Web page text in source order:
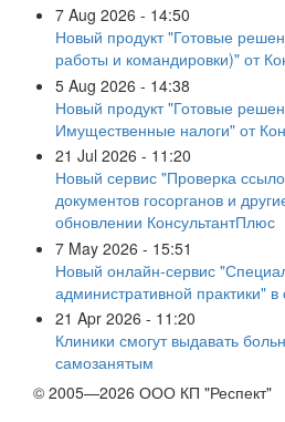
7 Aug 2026 - 14:50
Новый продукт "Готовые
работы и командировки)" от
5 Aug 2026 - 14:38
Новый продукт "Готовые
Имущественные налоги" от
21 Jul 2026 - 11:20
Новый сервис "Проверка
документов госорганов и
обновлении КонсультантПлюс
7 May 2026 - 15:51
Новый онлайн-сервис
административной практики"
21 Apr 2026 - 11:20
Клиники смогут выдавать
самозанятым
© 2005—2026 ООО КП "Респект"